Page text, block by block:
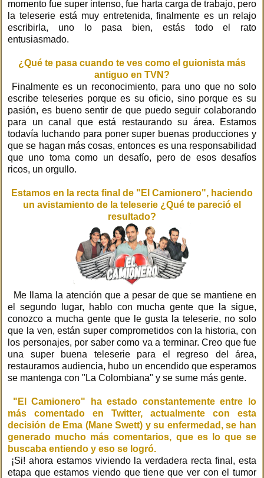
momento fue super intenso, fue harta carga de trabajo, pero
la teleserie está muy entretenida, finalmente es un relajo
escribirla, uno lo pasa bien, estás todo el rato
entusiasmado.
¿Qué te pasa cuando te ves como el guionista más
antiguo en TVN?
Finalmente es un reconocimiento, para uno que no solo
escribe teleseries porque es su oficio, sino porque es su
pasión, es bueno sentir de que puedo seguir colaborando
para un canal que está restaurando su área. Estamos
todavía luchando para poner super buenas producciones y
que se hagan más cosas, entonces es una responsabilidad
que uno toma como un desafío, pero de esos desafíos
ricos, un orgullo.
Estamos en la recta final de "El Camionero", haciendo
un avistamiento de la teleserie ¿Qué te pareció el
resultado?
Me llama la atención que a pesar de que se mantiene en
el segundo lugar, hablo con mucha gente que la sigue,
conozco a mucha gente que le gusta la teleserie, no solo
que la ven, están super comprometidos con la historia, con
los personajes, por saber como va a terminar. Creo que fue
una super buena teleserie para el regreso del área,
restauramos audiencia, hubo un encendido que esperamos
se mantenga con "La Colombiana" y se sume más gente.
"El Camionero" ha estado constantemente entre lo
más comentado en Twitter, actualmente con esta
decisión de Ema (Mane Swett) y su enfermedad, se han
generado mucho más comentarios, que es lo que se
buscaba entiendo y eso se logró.
¡Si! ahora estamos viviendo la verdadera recta final, esta
etapa que estamos viendo que tiene que ver con el tumor